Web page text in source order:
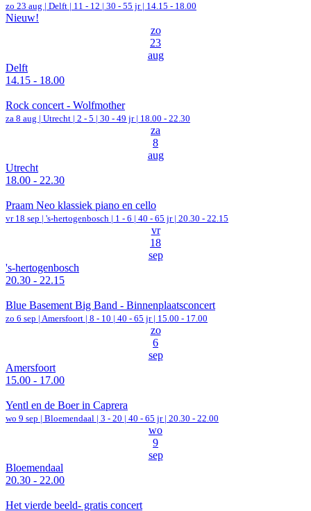
zo 23 aug | Delft | 11 - 12 | 30 - 55 jr | 14.15 - 18.00
Nieuw!
zo
23
aug
Delft
14.15 - 18.00
Rock concert - Wolfmother
za 8 aug | Utrecht | 2 - 5 | 30 - 49 jr | 18.00 - 22.30
za
8
aug
Utrecht
18.00 - 22.30
Praam Neo klassiek piano en cello
vr 18 sep | 's-hertogenbosch | 1 - 6 | 40 - 65 jr | 20.30 - 22.15
vr
18
sep
's-hertogenbosch
20.30 - 22.15
Blue Basement Big Band - Binnenplaatsconcert
zo 6 sep | Amersfoort | 8 - 10 | 40 - 65 jr | 15.00 - 17.00
zo
6
sep
Amersfoort
15.00 - 17.00
Yentl en de Boer in Caprera
wo 9 sep | Bloemendaal | 3 - 20 | 40 - 65 jr | 20.30 - 22.00
wo
9
sep
Bloemendaal
20.30 - 22.00
Het vierde beeld- gratis concert